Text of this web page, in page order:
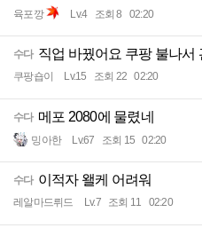
육포깡 Lv.4 조회 8 02:20
수다 직업 바꿨어요 쿠팡 불나서
쿠팡숍이 Lv.15 조회 22 02:20
수다 메포 2080에 물렸네
밍아한 Lv.67 조회 15 02:20
수다 이적자 왤케 어려워
레알마드뤼드 Lv.7 조회 11 02:20